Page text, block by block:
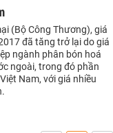
(Bộ Công Thương), giá
đã tăng trở lại do giá
ngành phân bón hoá
ngoài, trong đó phần
Nam, với giá nhiều